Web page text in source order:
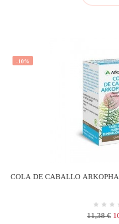
-10%
COLA DE CABALLO
Precio
11,38 €